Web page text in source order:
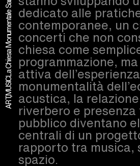
ART,MUSIC
dedicato alle
contemporanee, un
concerti che non
chiesa come
programmazione,
attiva
monumentalità
acustica, la
riverbero e presenza
pubblico diventano
centrali di un
rapporto tra musica,
spazio.